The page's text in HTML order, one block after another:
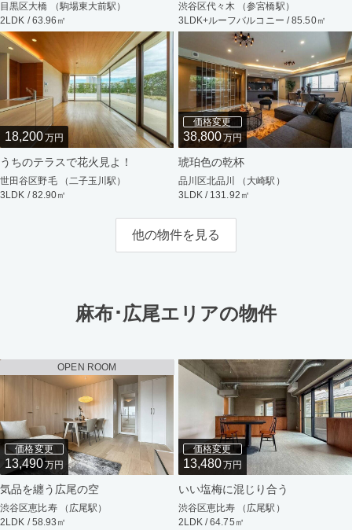
目黒区大橋 （駒場東大前駅）
2LDK / 63.96㎡
渋谷区代々木 （参宮橋駅）
3LDK+ルーフバルコニー / 85.50㎡
18,200万円
うちのテラスで花火見よ！
世田谷区野毛 （二子玉川駅）
3LDK / 82.90㎡
価格変更
38,800万円
琥珀色の乾杯
品川区北品川 （大崎駅）
3LDK / 131.92㎡
他の物件を見る
麻布･広尾エリアの物件
OPEN ROOM
価格変更
13,490万円
気品を纏う広尾の空
渋谷区恵比寿 （広尾駅）
2LDK / 58.93㎡
価格変更
13,480万円
いい塩梅に混じり合う
渋谷区恵比寿 （広尾駅）
2LDK / 64.75㎡